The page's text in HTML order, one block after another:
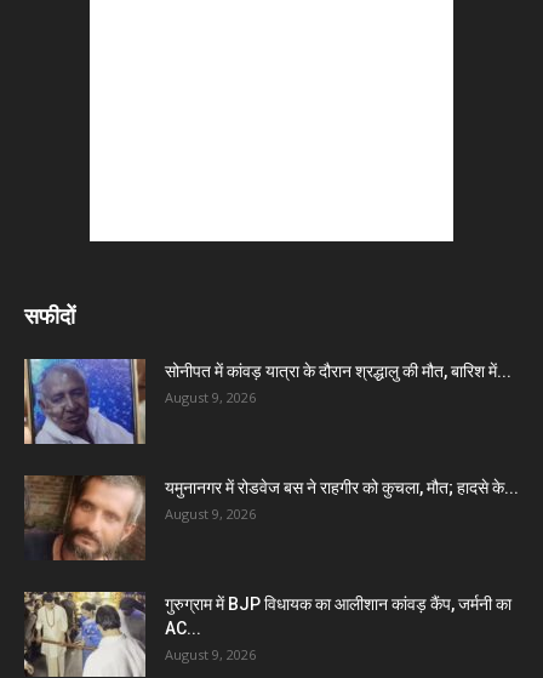
सफीदों
सोनीपत में कांवड़ यात्रा के दौरान श्रद्धालु की मौत, बारिश में...
August 9, 2026
यमुनानगर में रोडवेज बस ने राहगीर को कुचला, मौत; हादसे के...
August 9, 2026
गुरुग्राम में BJP विधायक का आलीशान कांवड़ कैंप, जर्मनी का
AC...
August 9, 2026